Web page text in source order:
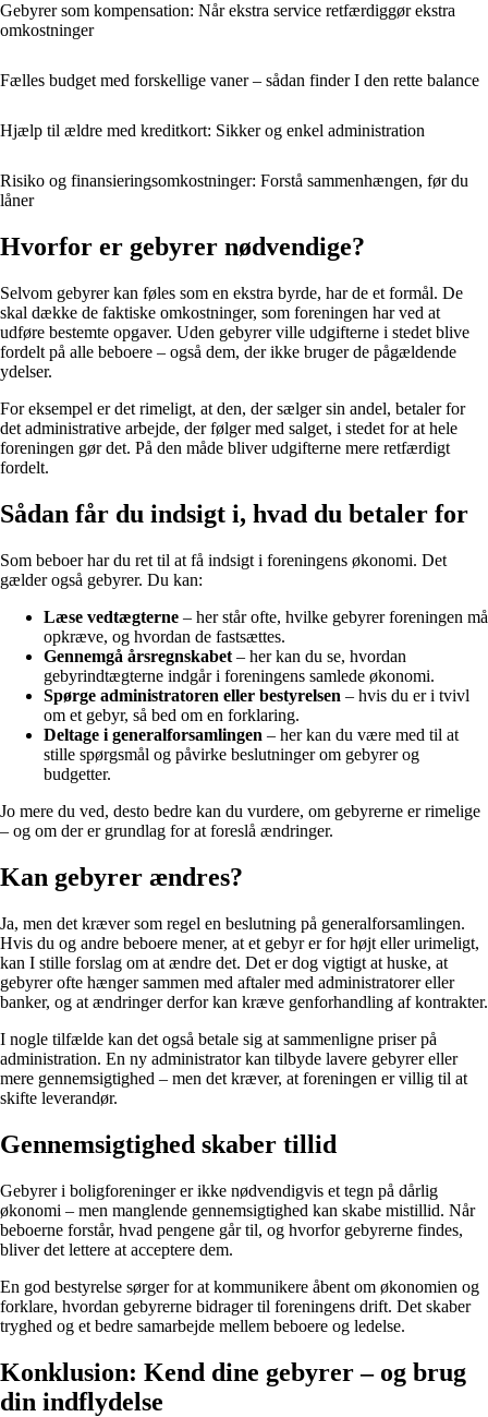
Gebyrer som kompensation: Når ekstra service retfærdiggør ekstra
omkostninger
Fælles budget med forskellige vaner – sådan finder I den rette balance
Hjælp til ældre med kreditkort: Sikker og enkel administration
Risiko og finansieringsomkostninger: Forstå sammenhængen, før du
låner
Hvorfor er gebyrer nødvendige?
Selvom gebyrer kan føles som en ekstra byrde, har de et formål. De
skal dække de faktiske omkostninger, som foreningen har ved at
udføre bestemte opgaver. Uden gebyrer ville udgifterne i stedet blive
fordelt på alle beboere – også dem, der ikke bruger de pågældende
ydelser.
For eksempel er det rimeligt, at den, der sælger sin andel, betaler for
det administrative arbejde, der følger med salget, i stedet for at hele
foreningen gør det. På den måde bliver udgifterne mere retfærdigt
fordelt.
Sådan får du indsigt i, hvad du betaler for
Som beboer har du ret til at få indsigt i foreningens økonomi. Det
gælder også gebyrer. Du kan:
Læse vedtægterne – her står ofte, hvilke gebyrer foreningen må
opkræve, og hvordan de fastsættes.
Gennemgå årsregnskabet – her kan du se, hvordan
gebyrindtægterne indgår i foreningens samlede økonomi.
Spørge administratoren eller bestyrelsen – hvis du er i tvivl
om et gebyr, så bed om en forklaring.
Deltage i generalforsamlingen – her kan du være med til at
stille spørgsmål og påvirke beslutninger om gebyrer og
budgetter.
Jo mere du ved, desto bedre kan du vurdere, om gebyrerne er rimelige
– og om der er grundlag for at foreslå ændringer.
Kan gebyrer ændres?
Ja, men det kræver som regel en beslutning på generalforsamlingen.
Hvis du og andre beboere mener, at et gebyr er for højt eller urimeligt,
kan I stille forslag om at ændre det. Det er dog vigtigt at huske, at
gebyrer ofte hænger sammen med aftaler med administratorer eller
banker, og at ændringer derfor kan kræve genforhandling af kontrakter.
I nogle tilfælde kan det også betale sig at sammenligne priser på
administration. En ny administrator kan tilbyde lavere gebyrer eller
mere gennemsigtighed – men det kræver, at foreningen er villig til at
skifte leverandør.
Gennemsigtighed skaber tillid
Gebyrer i boligforeninger er ikke nødvendigvis et tegn på dårlig
økonomi – men manglende gennemsigtighed kan skabe mistillid. Når
beboerne forstår, hvad pengene går til, og hvorfor gebyrerne findes,
bliver det lettere at acceptere dem.
En god bestyrelse sørger for at kommunikere åbent om økonomien og
forklare, hvordan gebyrerne bidrager til foreningens drift. Det skaber
tryghed og et bedre samarbejde mellem beboere og ledelse.
Konklusion: Kend dine gebyrer – og brug
din indflydelse